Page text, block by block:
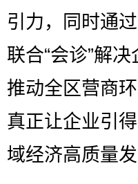
引力，同时通
联合“会诊”解决
推动全区营商
真正让企业引
域经济高质量